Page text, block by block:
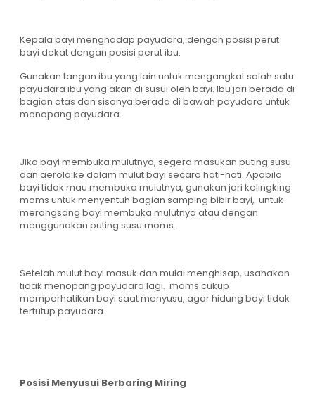
Kepala bayi menghadap payudara, dengan posisi perut
bayi dekat dengan posisi perut ibu.
Gunakan tangan ibu yang lain untuk mengangkat salah satu
payudara ibu yang akan di susui oleh bayi. Ibu jari berada di
bagian atas dan sisanya berada di bawah payudara untuk
menopang payudara.
Jika bayi membuka mulutnya, segera masukan puting susu
dan aerola ke dalam mulut bayi secara hati-hati. Apabila
bayi tidak mau membuka mulutnya, gunakan jari kelingking
moms untuk menyentuh bagian samping bibir bayi, untuk
merangsang bayi membuka mulutnya atau dengan
menggunakan puting susu moms.
Setelah mulut bayi masuk dan mulai menghisap, usahakan
tidak menopang payudara lagi. moms cukup
memperhatikan bayi saat menyusu, agar hidung bayi tidak
tertutup payudara.
Posisi Menyusui Berbaring Miring